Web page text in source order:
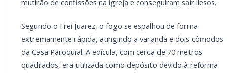
resfriamento da estrutura e evitando reignição. De
acordo com a Defesa Civil, o incêndio teve início
possivelmente devido a um forno ligado próximo aos
botijões de gás.